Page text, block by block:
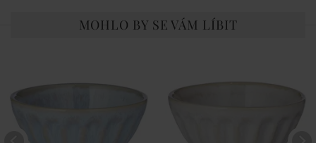
MOHLO BY SE VÁM LÍBIT